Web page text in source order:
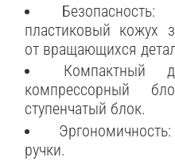
пластиковый кожух
от вращающихся
Компактный
компрессорный
ступенчатый блок.
ручки.